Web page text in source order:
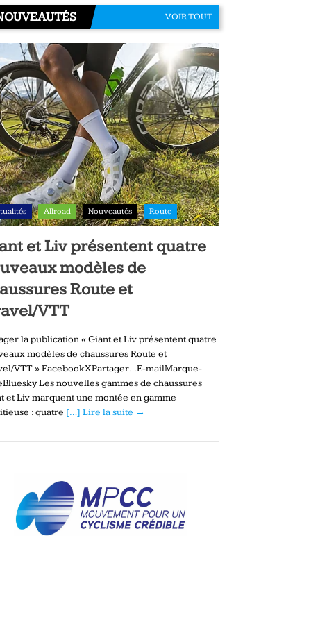
VOIR TOUT
Allroad Nouveautés Route
et Liv présentent quatre
modèles de
Route et
VTT
la publication « Giant et Liv présentent quatre
modèles de chaussures Route et
VTT » FacebookXPartager…E-mailMarque-
Les nouvelles gammes de chaussures
et Liv marquent une montée en gamme
: quatre […] Lire la suite →